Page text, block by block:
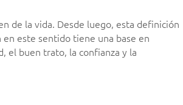
de la vida. Desde luego, esta definición
este sentido tiene una base en
el buen trato, la confianza y la